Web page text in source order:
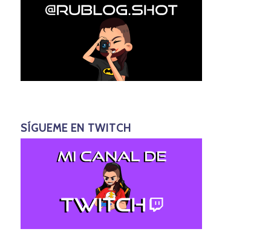
SÍGUEME EN TWITCH